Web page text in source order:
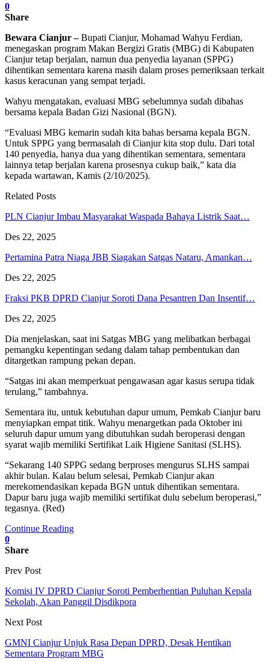
0
Share
Bewara Cianjur –Bupati Cianjur, Mohamad Wahyu Ferdian,
menegaskan program Makan Bergizi Gratis (MBG) di Kabupaten
Cianjur tetap berjalan, namun dua penyedia layanan (SPPG)
dihentikan sementara karena masih dalam proses pemeriksaan terkait
kasus keracunan yang sempat terjadi.
Wahyu mengatakan, evaluasi MBG sebelumnya sudah dibahas
bersama kepala Badan Gizi Nasional (BGN).
“Evaluasi MBG kemarin sudah kita bahas bersama kepala BGN.
Untuk SPPG yang bermasalah di Cianjur kita stop dulu. Dari total
140 penyedia, hanya dua yang dihentikan sementara, sementara
lainnya tetap berjalan karena prosesnya cukup baik,” kata dia
kepada wartawan, Kamis (2/10/2025).
Related Posts
PLN Cianjur Imbau Masyarakat Waspada Bahaya Listrik Saat…
Des 22, 2025
Pertamina Patra Niaga JBB Siagakan Satgas Nataru, Amankan…
Des 22, 2025
Fraksi PKB DPRD Cianjur Soroti Dana Pesantren Dan Insentif…
Des 22, 2025
Dia menjelaskan, saat ini Satgas MBG yang melibatkan berbagai
pemangku kepentingan sedang dalam tahap pembentukan dan
ditargetkan rampung pekan depan.
“Satgas ini akan memperkuat pengawasan agar kasus serupa tidak
terulang,” tambahnya.
Sementara itu, untuk kebutuhan dapur umum, Pemkab Cianjur baru
menyiapkan empat titik. Wahyu menargetkan pada Oktober ini
seluruh dapur umum yang dibutuhkan sudah beroperasi dengan
syarat wajib memiliki Sertifikat Laik Higiene Sanitasi (SLHS).
“Sekarang 140 SPPG sedang berproses mengurus SLHS sampai
akhir bulan. Kalau belum selesai, Pemkab Cianjur akan
merekomendasikan kepada BGN untuk dihentikan sementara.
Dapur baru juga wajib memiliki sertifikat dulu sebelum beroperasi,”
tegasnya. (Red)
Continue Reading
0
Share
Prev Post
Komisi IV DPRD Cianjur Soroti Pemberhentian Puluhan Kepala
Sekolah, Akan Panggil Disdikpora
Next Post
GMNI Cianjur Unjuk Rasa Depan DPRD, Desak Hentikan
Sementara Program MBG